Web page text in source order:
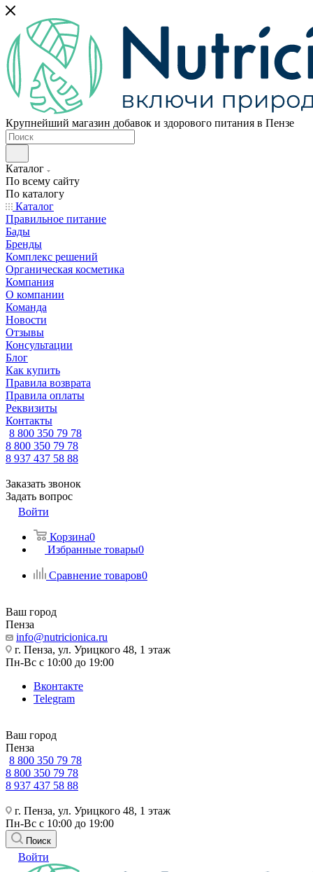
Крупнейший магазин добавок и здорового питания в Пензе
Каталог
По всему сайту
По каталогу
Каталог
Правильное питание
Бады
Бренды
Комплекс решений
Органическая косметика
Компания
О компании
Команда
Новости
Отзывы
Консультации
Блог
Как купить
Правила возврата
Правила оплаты
Реквизиты
Контакты
8 800 350 79 78
8 800 350 79 78
8 937 437 58 88
Заказать звонок
Задать вопрос
Войти
Корзина0
Избранные товары0
Сравнение товаров0
Ваш город
Пенза
info@nutricionica.ru
г. Пенза, ул. Урицкого 48, 1 этаж
Пн-Вс с 10:00 до 19:00
Вконтакте
Telegram
Ваш город
Пенза
8 800 350 79 78
8 800 350 79 78
8 937 437 58 88
г. Пенза, ул. Урицкого 48, 1 этаж
Пн-Вс с 10:00 до 19:00
Поиск
Войти